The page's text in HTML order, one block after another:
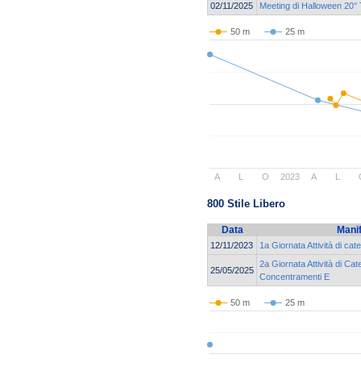
02/11/2025
Meeting di Halloween
50 m 25 m
2023
A L O A L
800 Stile Libero
Data
12/11/2023 1a Giornata Attività di
25/05/2025
2a Giornata Attività di
Concentramenti E
50 m 25 m